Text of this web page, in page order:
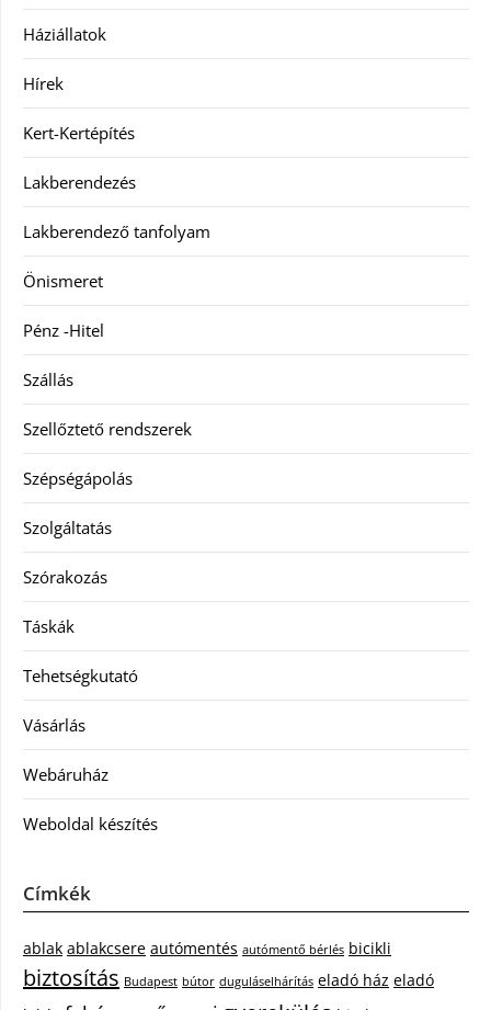
Háziállatok
Hírek
Kert-Kertépítés
Lakberendezés
Lakberendező tanfolyam
Önismeret
Pénz -Hitel
Szállás
Szellőztető rendszerek
Szépségápolás
Szolgáltatás
Szórakozás
Táskák
Tehetségkutató
Vásárlás
Webáruház
Weboldal készítés
Címkék
ablak ablakcsere autómentés autómentő bérlés bicikli
biztosítás Budapest bútor duguláselhárítás eladó ház eladó